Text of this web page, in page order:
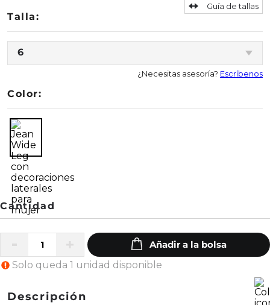
6
Guía de tallas
¿Necesitas asesoría? Escríbenos
Color:
Solo queda 1 unidad disponible
Descripción